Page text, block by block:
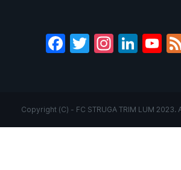
Facebook
Twitter
Copyright (C) - FC STRUGA TRIM LUM